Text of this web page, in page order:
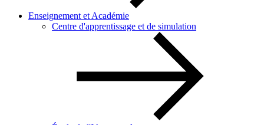
Enseignement et Académie
Centre d'apprentissage et de simulation